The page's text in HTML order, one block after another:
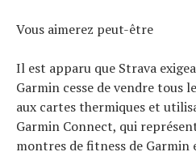
Vous aimerez peut-être
Il est apparu que Strava
Garmin cesse de vendre tous
aux cartes thermiques et
Garmin Connect, qui
montres de fitness de Garmin